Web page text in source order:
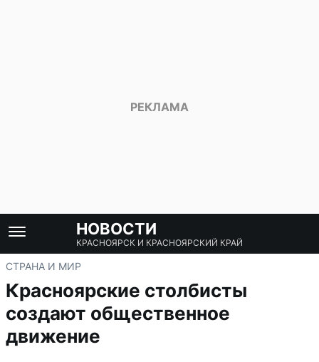
НОВОСТИ
КРАСНОЯРСК И КРАСНОЯРСКИЙ КРАЙ
СТРАНА И МИР
Красноярские столбисты
создают общественное
движение